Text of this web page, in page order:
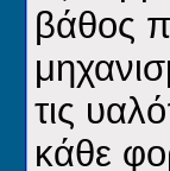
βάθος
τις
κάθε